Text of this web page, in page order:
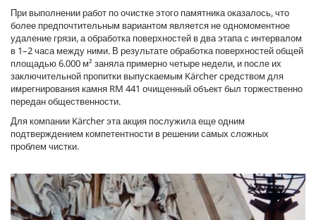
При выполнении работ по очистке этого памятника оказалось, что
более предпочтительным вариантом является не одномоментное
удаление грязи, а обработка поверхностей в два этапа с интервалом
в 1–2 часа между ними. В результате обработка поверхностей общей
площадью 6.000 м² заняла примерно четыре недели, и после их
заключительной пропитки выпускаемым Kärcher средством для
имрегнирования камня RM 441 очищенный объект был торжественно
передан общественности.
Для компании Kärcher эта акция послужила еще одним
подтверждением компетентности в решении самых сложных
проблем чистки.